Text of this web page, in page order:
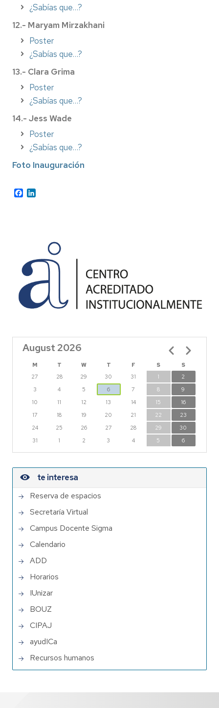
¿Sabías que…?
12.- Maryam Mirzakhani
Poster
¿Sabías que…?
13.- Clara Grima
Poster
¿Sabías que…?
14.- Jess Wade
Poster
¿Sabías que…?
Foto Inauguración
Facebook
August 2026
M T W T F S
S
27
28 29 30 31 1
2
3
4 5 6 7 8
9
10
11 12 13 14 15
16
17
18 19 20 21 22
23
24
25 26 27 28 29
30
31
1 2 3 4 5 6
Pagination
te interesa
Reserva de espacios
Secretaría Virtual
Campus Docente Sigma
Calendario
ADD
Horarios
IUnizar
BOUZ
CIPAJ
ayudICa
Recursos humanos